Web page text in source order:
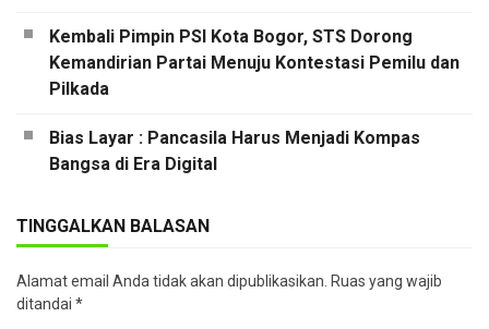
Kembali Pimpin PSI Kota Bogor, STS Dorong
Kemandirian Partai Menuju Kontestasi Pemilu dan
Pilkada
Bias Layar : Pancasila Harus Menjadi Kompas
Bangsa di Era Digital
TINGGALKAN BALASAN
Alamat email Anda tidak akan dipublikasikan. Ruas yang wajib
ditandai *